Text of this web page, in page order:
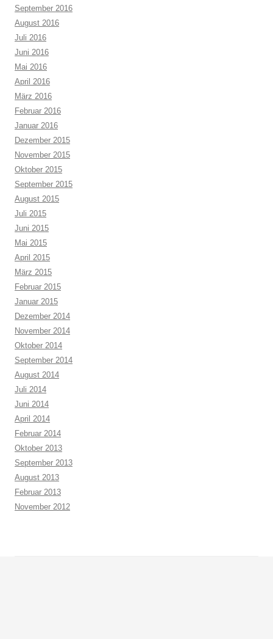
September 2016
August 2016
Juli 2016
Juni 2016
Mai 2016
April 2016
März 2016
Februar 2016
Januar 2016
Dezember 2015
November 2015
Oktober 2015
September 2015
August 2015
Juli 2015
Juni 2015
Mai 2015
April 2015
März 2015
Februar 2015
Januar 2015
Dezember 2014
November 2014
Oktober 2014
September 2014
August 2014
Juli 2014
Juni 2014
April 2014
Februar 2014
Oktober 2013
September 2013
August 2013
Februar 2013
November 2012